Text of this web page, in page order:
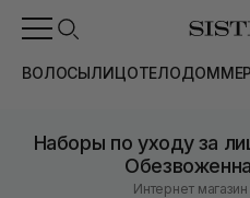
ВОЛОСЫЛИЦОТЕЛОДОМ
Наборы по уходу за
Интернет